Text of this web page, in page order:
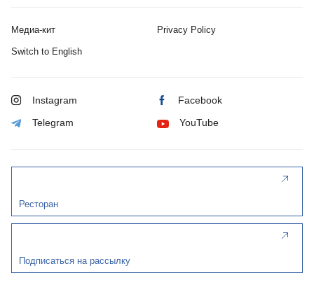
Медиа-кит Privacy Policy
Switch to English
Instagram Facebook
Telegram YouTube
Ресторан
Подписаться на рассылку